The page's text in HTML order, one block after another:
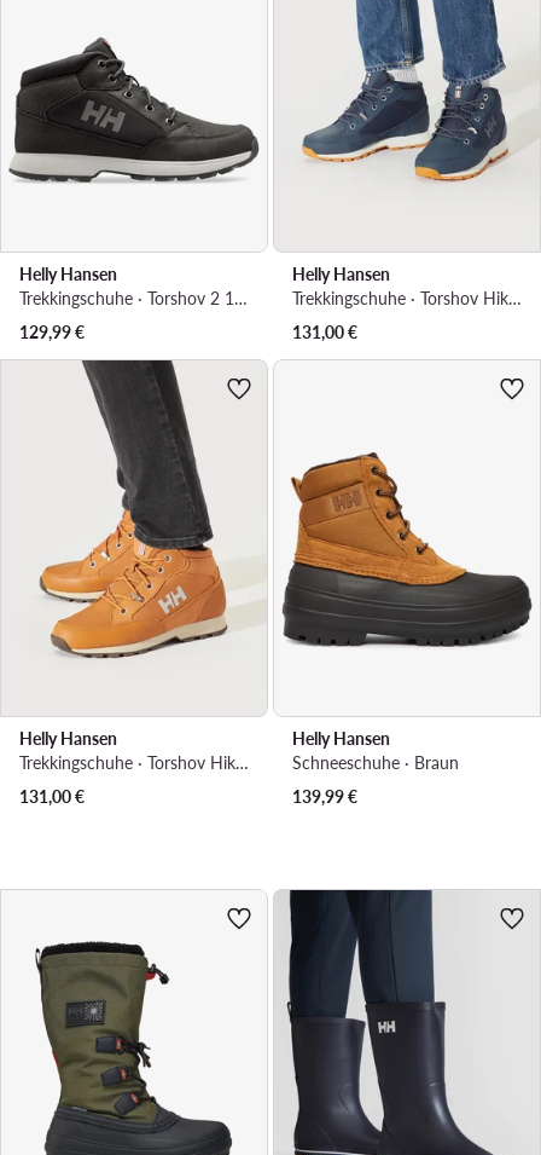
Helly Hansen
Trekkingschuhe · Torshov 2 12040990 · Schwarz
129,99€
Helly Hansen
Trekkingschuhe · Torshov Hiker 11593-597 · Dunkelblau
131,00€
Helly Hansen
Trekkingschuhe · Torshov Hiker 115-93.725 · Braun
131,00€
Helly Hansen
Schneeschuhe · Braun
139,99€